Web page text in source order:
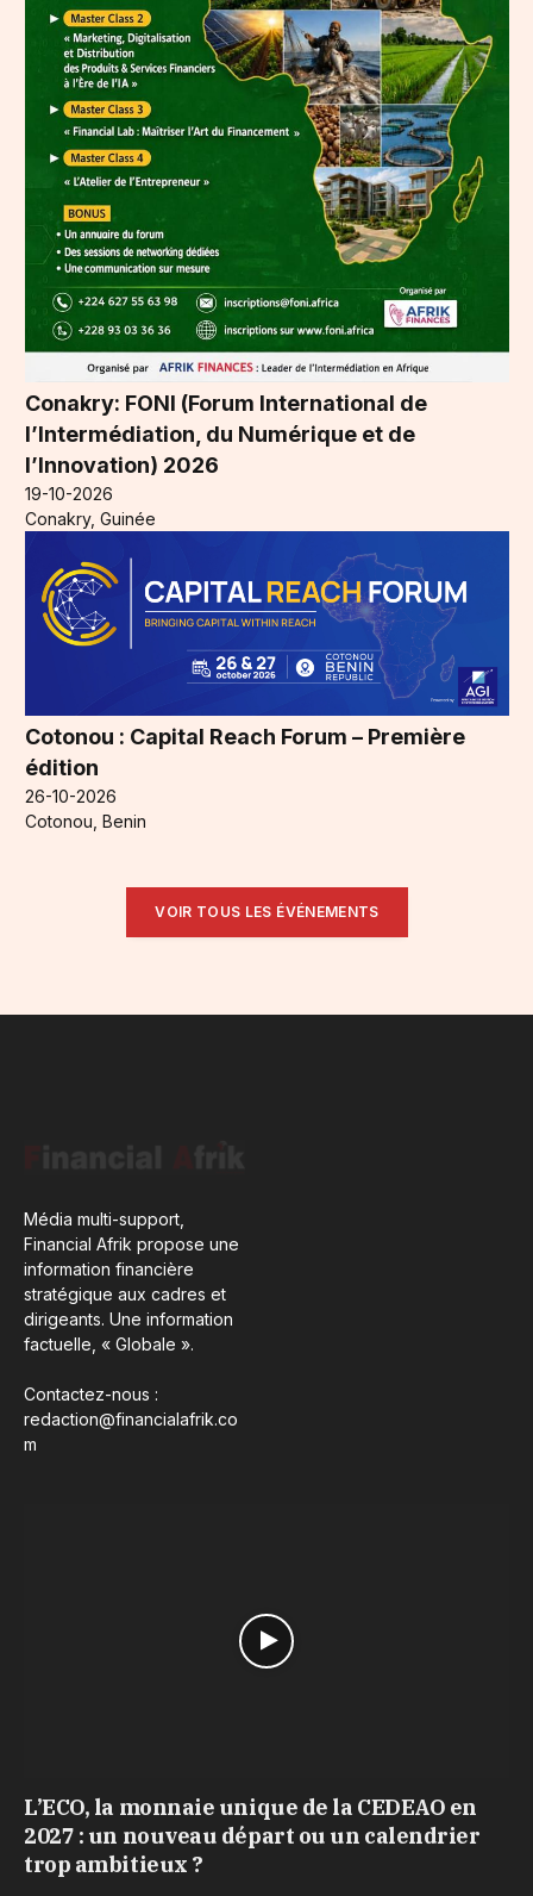
Conakry: FONI (Forum International de
l’Intermédiation, du Numérique et de
l’Innovation) 2026
19-10-2026
Conakry, Guinée
Cotonou : Capital Reach Forum – Première
édition
26-10-2026
Cotonou, Benin
VOIR TOUS LES ÉVÉNEMENTS
Média multi-support,
Financial Afrik propose une
information financière
stratégique aux cadres et
dirigeants. Une information
factuelle, « Globale ».
Contactez-nous :
redaction@financialafrik.co
m
L’ECO, la monnaie unique de la CEDEAO en
2027 : un nouveau départ ou un calendrier
trop ambitieux ?